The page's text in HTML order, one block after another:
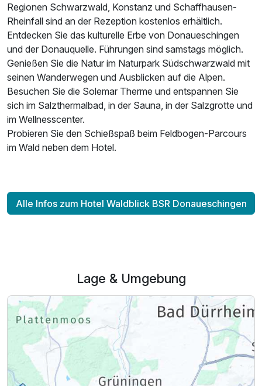
Ausstattung
Zusatznächte
Für 4 Tage p.P. ab 282,00 €
Regionen Schwarzwald, Konstanz und Schaffhausen-
Rheinfall sind an der Rezeption kostenlos erhältlich.
Entdecken Sie das kulturelle Erbe von Donaueschingen
und der Donauquelle. Führungen sind samstags möglich.
Genießen Sie die Natur im Naturpark Südschwarzwald mit
seinen Wanderwegen und Ausblicken auf die Alpen.
Besuchen Sie die Solemar Therme und entspannen Sie
sich im Salzthermalbad, in der Sauna, in der Salzgrotte und
im Wellnesscenter.
Probieren Sie den Schießspaß beim Feldbogen-Parcours
im Wald neben dem Hotel.
Alle Infos zum Hotel Waldblick BSR Donaueschingen
Lage & Umgebung